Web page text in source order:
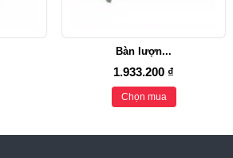
Bàn lượn...
1.933.200 ₫
Chọn mua